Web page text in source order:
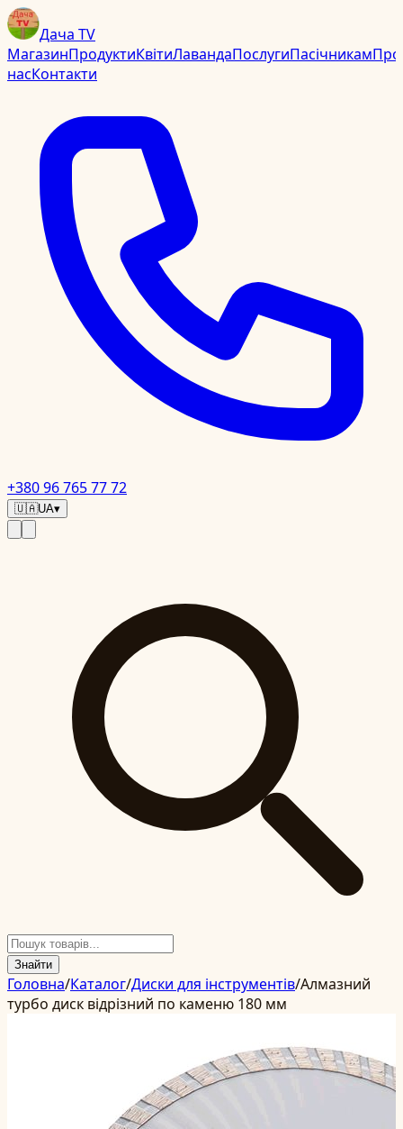
Дача TV
МагазинПродуктиКвітиЛавандаПослугиПасічникамПро
насКонтакти
+380 96 765 77 72
🇺🇦UA▾
Знайти
Головна/Каталог/Диски для інструментів/Алмазний
турбо диск відрізний по каменю 180 мм